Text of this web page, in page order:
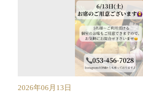
2026年06月13日